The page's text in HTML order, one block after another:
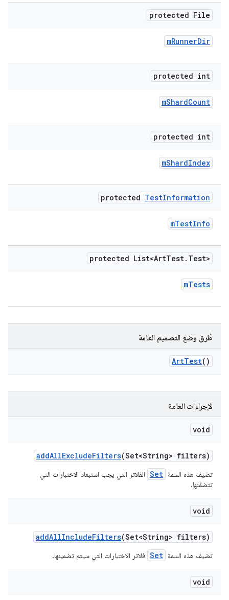
protected File
mRunnerDir
protected int
mShardCount
protected int
mShardIndex
protected TestInformation
mTestInfo
protected List<ArtTest. Test>
mTests
طُرق وضع التصميم العامة
ArtTest()
الإجراءات العامة
void
addAllExcludeFilters(Set<String> filters)
تضيف هذه السمة Set الفلاتر التي يجب استبعاد الاختبارات التي
تتضمّنها.
void
addAllIncludeFilters(Set<String> filters)
تضيف هذه السمة Set فلاتر الاختبارات التي سيتم تضمينها.
void